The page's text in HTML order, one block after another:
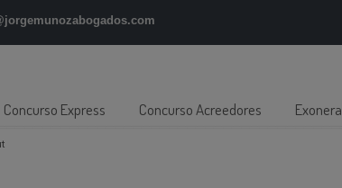
Concurso Express Concurso Acreedores